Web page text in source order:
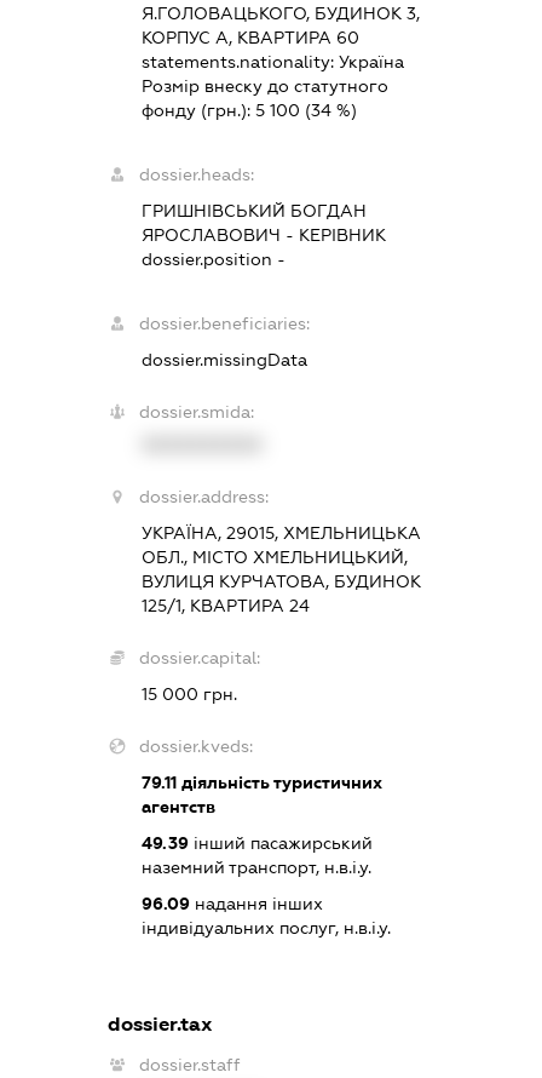
Я.ГОЛОВАЦЬКОГО, БУДИНОК 3,
КОРПУС А, КВАРТИРА 60
statements.nationality: Україна
Розмір внеску до статутного
фонду (грн.): 5 100 (34 %)
dossier.heads:
ГРИШНІВСЬКИЙ БОГДАН
ЯРОСЛАВОВИЧ - КЕРІВНИК
dossier.position -
dossier.beneficiaries:
dossier.missingData
dossier.smida:
dossier.address:
УКРАЇНА, 29015, ХМЕЛЬНИЦЬКА
ОБЛ., МІСТО ХМЕЛЬНИЦЬКИЙ,
ВУЛИЦЯ КУРЧАТОВА, БУДИНОК
125/1, КВАРТИРА 24
dossier.capital:
15 000 грн.
dossier.kveds:
79.11діяльність туристичних
агентств
49.39інший пасажирський
наземний транспорт, н.в.і.у.
96.09надання інших
індивідуальних послуг, н.в.і.у.
dossier.tax
dossier.staff